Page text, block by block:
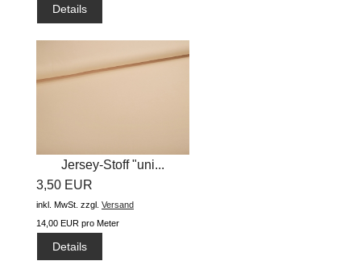
Details
Jersey-Stoff "uni...
3,50 EUR
inkl. MwSt. zzgl. Versand
14,00 EUR pro Meter
Details